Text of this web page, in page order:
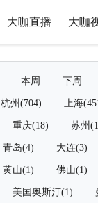
大咖直播 大咖
本周 下周
杭州(704) 上海
重庆(18) 苏州
青岛(4) 大连(3)
黄山(1) 佛山(1)
美国奥斯汀(1)